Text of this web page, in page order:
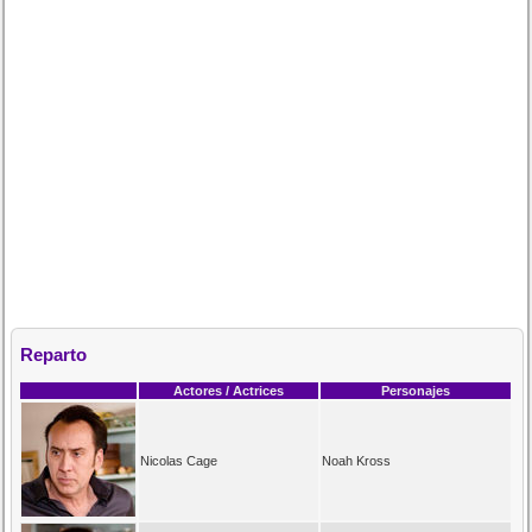
Reparto
Actores / Actrices Personajes
Nicolas Cage Noah Kross